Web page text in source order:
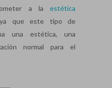
a la estética
que este tipo de
una estética, una
normal para el